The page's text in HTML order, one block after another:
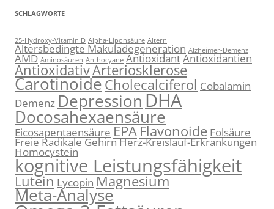
SCHLAGWORTE
25-Hydroxy-Vitamin D Alpha-Liponsäure Altern
Altersbedingte Makuladegeneration Alzheimer-Demenz
AMD Aminosäuren Anthocyane AntioxidantAntioxidantien
AntioxidativArteriosklerose
CarotinoideCholecalciferol Cobalamin
Demenz DepressionDHA
Docosahexaensäure
Eicosapentaensäure EPAFlavonoide Folsäure
Freie RadikaleGehirnHerz-Kreislauf-Erkrankungen
Homocystein
kognitive Leistungsfähigkeit
Lutein Lycopin Magnesium
Meta-Analyse